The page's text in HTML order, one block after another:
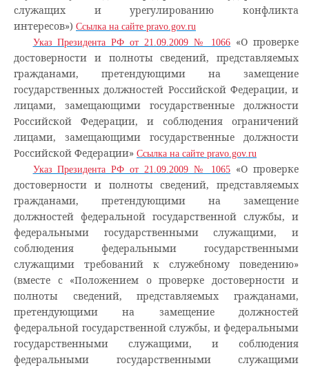
служащих и урегулированию конфликта
интересов») Ссылка на сайте pravo.gov.ru
Указ Президента РФ от 21.09.2009 № 1066 «О проверке
достоверности и полноты сведений, представляемых
гражданами, претендующими на замещение
государственных должностей Российской Федерации, и
лицами, замещающими государственные должности
Российской Федерации, и соблюдения ограничений
лицами, замещающими государственные должности
Российской Федерации» Ссылка на сайте pravo.gov.ru
Указ Президента РФ от 21.09.2009 № 1065 «О проверке
достоверности и полноты сведений, представляемых
гражданами, претендующими на замещение
должностей федеральной государственной службы, и
федеральными государственными служащими, и
соблюдения федеральными государственными
служащими требований к служебному поведению»
(вместе с «Положением о проверке достоверности и
полноты сведений, представляемых гражданами,
претендующими на замещение должностей
федеральной государственной службы, и федеральными
государственными служащими, и соблюдения
федеральными государственными служащими